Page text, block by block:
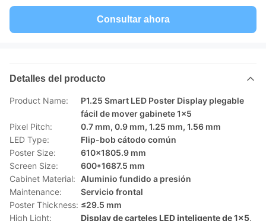
Consultar ahora
Detalles del producto
Product Name:
P1.25 Smart LED Poster Display plegable
fácil de mover gabinete 1x5
Pixel Pitch:
0.7 mm, 0.9 mm, 1.25 mm, 1.56 mm
LED Type:
Flip-bob cátodo común
Poster Size:
610x1805.9 mm
Screen Size:
600*1687.5 mm
Cabinet Material: Aluminio fundido a presión
Maintenance:
Servicio frontal
Poster Thickness: ≤29.5 mm
High Light:
Display de carteles LED inteligente de 1x5,